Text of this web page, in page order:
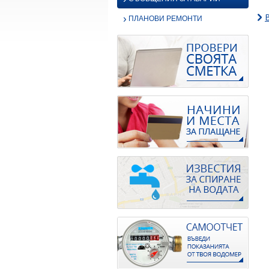
› ПЛАНОВИ РЕМОНТИ